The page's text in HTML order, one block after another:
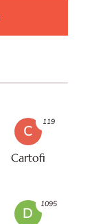
C
Cartofi
119
D
1095